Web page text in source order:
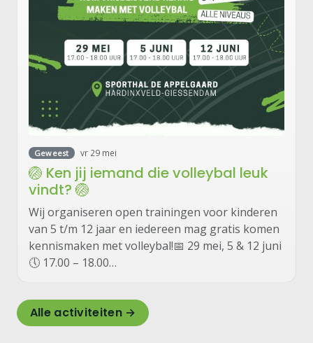
Geweest vr 29 mei
🏐 Ken jij iemand die volleybal leuk
vindt? 🏐
Wij organiseren open trainingen voor kinderen
van 5 t/m 12 jaar en iedereen mag gratis komen
kennismaken met volleybal!📅 29 mei, 5 & 12 juni
🕔 17.00 – 18.00…
Alle activiteiten →